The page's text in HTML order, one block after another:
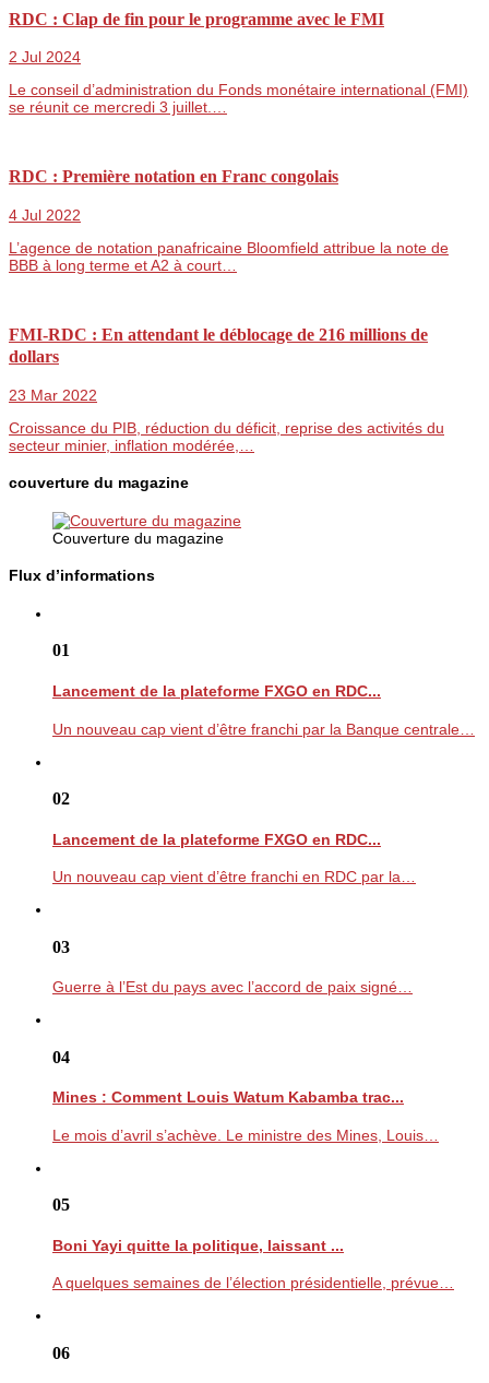
RDC : Clap de fin pour le programme avec le FMI
2 Jul 2024
Le conseil d’administration du Fonds monétaire international (FMI)
se réunit ce mercredi 3 juillet.…
RDC : Première notation en Franc congolais
4 Jul 2022
L’agence de notation panafricaine Bloomfield attribue la note de
BBB à long terme et A2 à court…
FMI-RDC : En attendant le déblocage de 216 millions de
dollars
23 Mar 2022
Croissance du PIB, réduction du déficit, reprise des activités du
secteur minier, inflation modérée,…
couverture du magazine
Couverture du magazine
Flux d’informations
01
Lancement de la plateforme FXGO en RDC...
Un nouveau cap vient d’être franchi par la Banque centrale…
02
Lancement de la plateforme FXGO en RDC...
Un nouveau cap vient d’être franchi en RDC par la…
03
Guerre à l’Est du pays avec l’accord de paix signé…
04
Mines : Comment Louis Watum Kabamba trac...
Le mois d’avril s’achève. Le ministre des Mines, Louis…
05
Boni Yayi quitte la politique, laissant ...
A quelques semaines de l’élection présidentielle, prévue…
06